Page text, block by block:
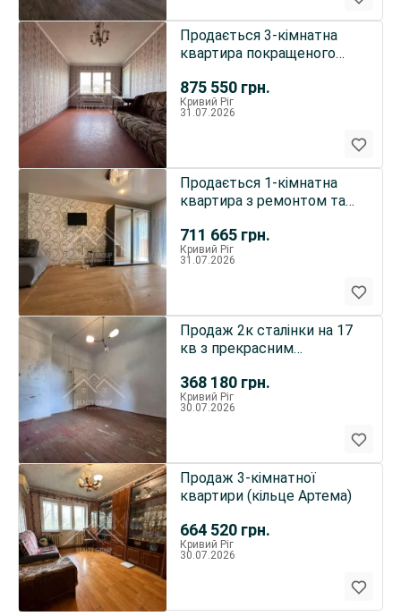
875 550 грн.
Продається 3-кімнатна
квартира покращеного
Кривий Ріг
31.07.2026
711 665 грн.
Продається 1-кімнатна
квартира з ремонтом та
Кривий Ріг
31.07.2026
368 180 грн.
Продаж 2к сталінки на 17
кв з прекрасним
Кривий Ріг
30.07.2026
664 520 грн.
Продаж 3-кімнатної
квартири (кільце Артема)
Кривий Ріг
30.07.2026